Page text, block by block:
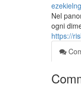
Nel
ogni
https://